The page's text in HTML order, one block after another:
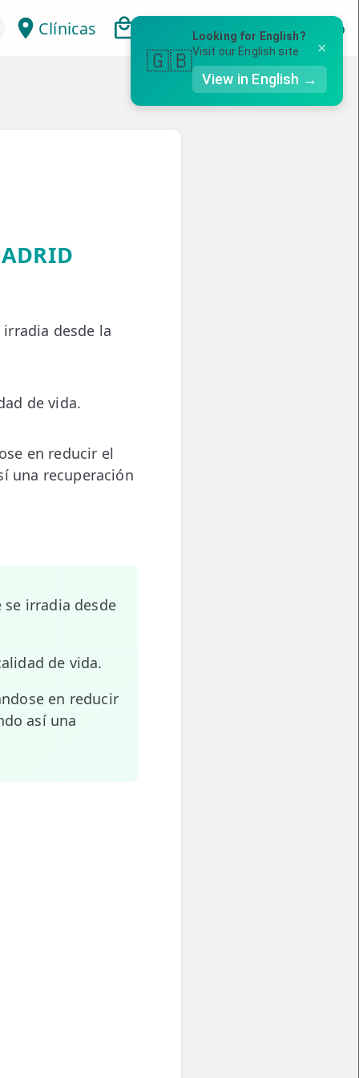
Clínicas Mi Área
desde la
de vida.
en reducir el
una recuperación
irradia desde
de vida.
en reducir
así una
×
🇬🇧
Looking for English?
Visit our English site
View in English →